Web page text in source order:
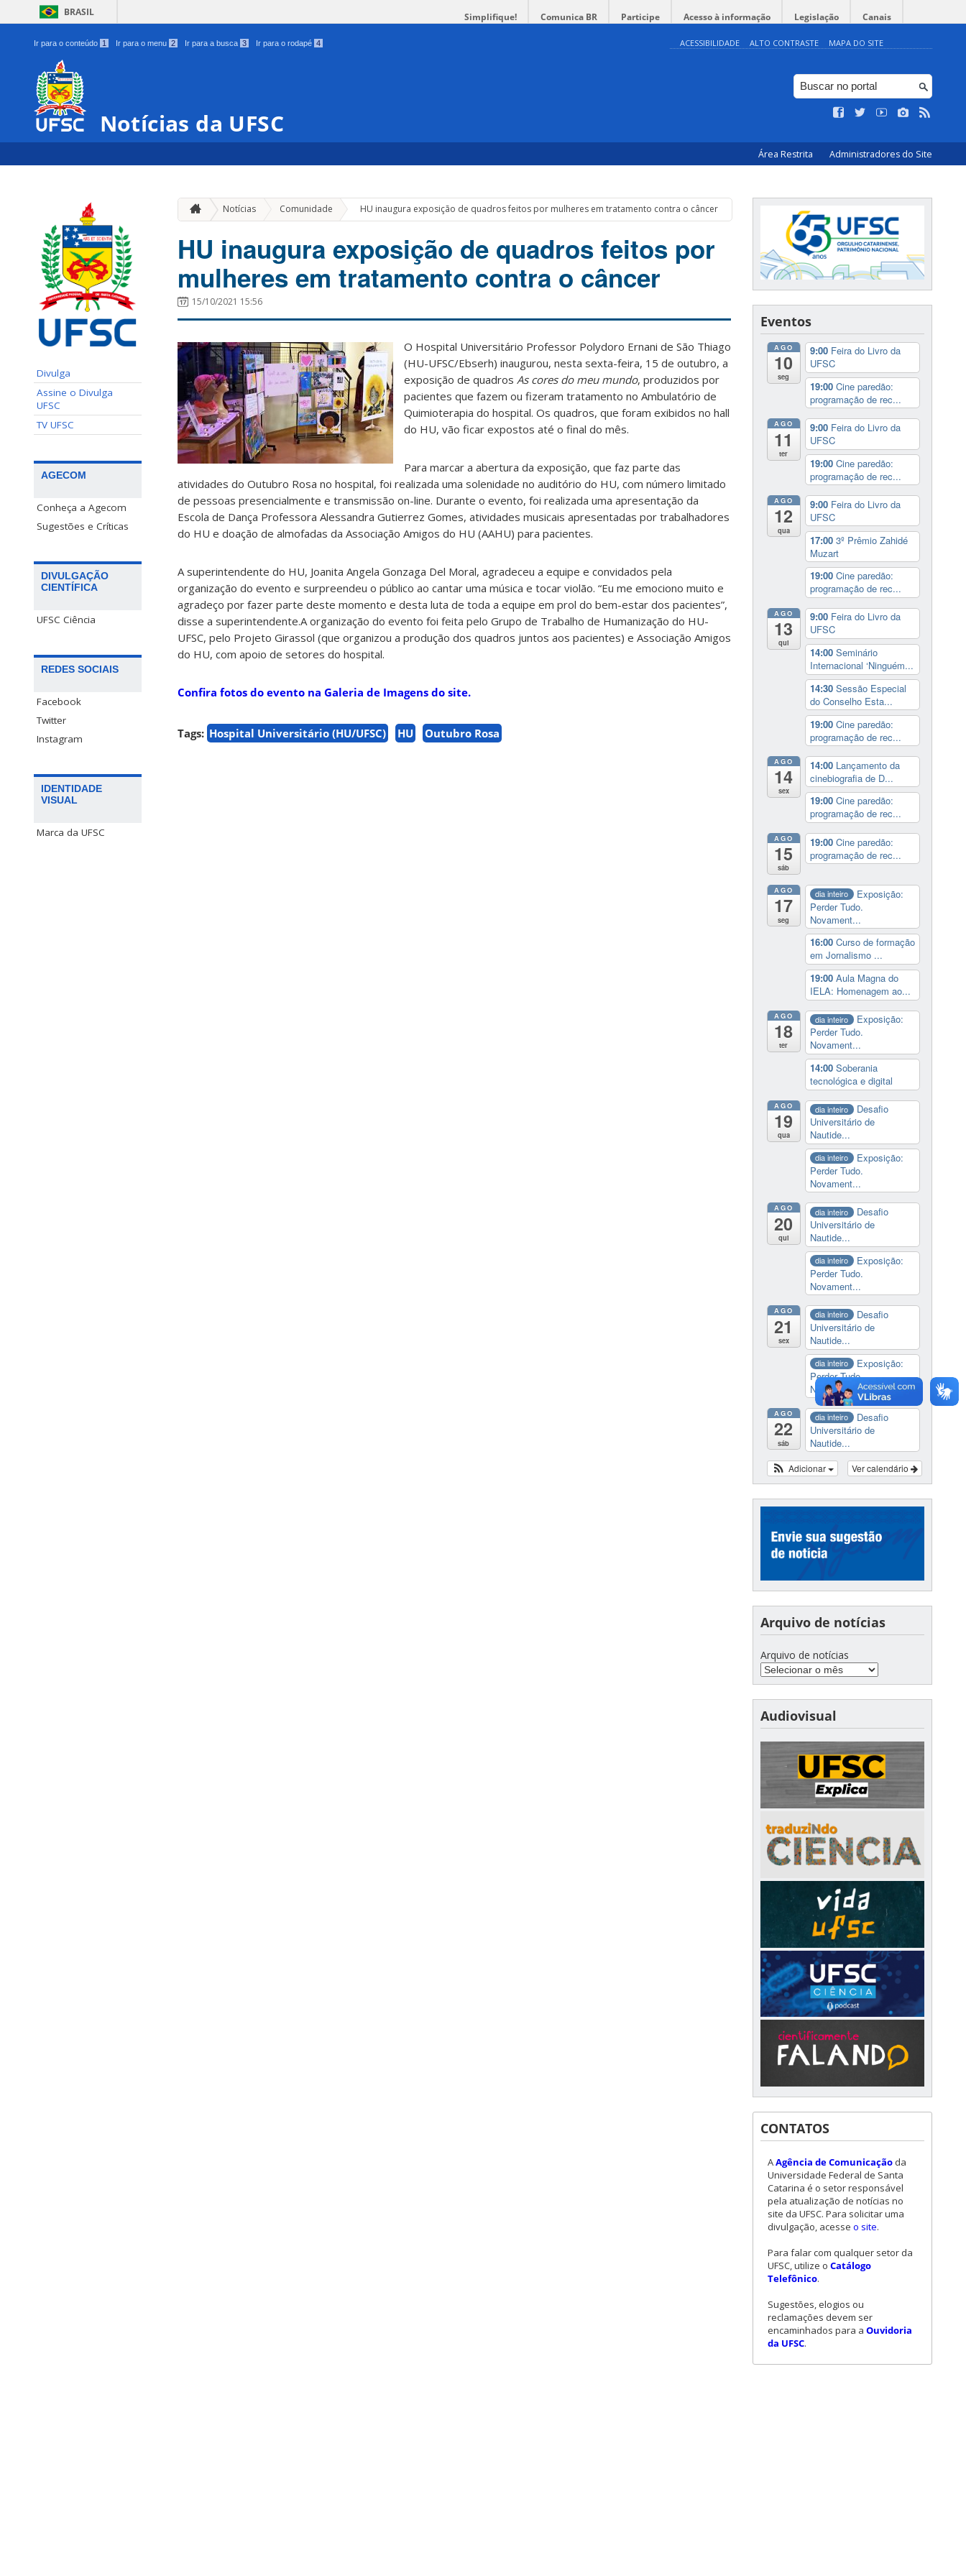
BRASIL Simplifique! Comunica BR Participe Acesso à informação Legislação Canais
Ir para o conteúdo 1 Ir para o menu 2 Ir para a busca 3 Ir para o rodapé 4 ACESSIBILIDADE ALTO CONTRASTE MAPA DO SITE
Notícias da UFSC
Área Restrita Administradores do Site
Divulga
Assine o Divulga
UFSC
TV UFSC
AGECOM
Conheça a Agecom
Sugestões e Críticas
DIVULGAÇÃO
CIENTÍFICA
UFSC Ciência
REDES SOCIAIS
Facebook
Twitter
Instagram
IDENTIDADE
VISUAL
Marca da UFSC
Notícias Comunidade » HU inaugura exposição de quadros feitos por mulheres em tratamento contra o câncer
HU inaugura exposição de quadros feitos por
mulheres em tratamento contra o câncer
15/10/2021 15:56
O Hospital Universitário Professor Polydoro Ernani de São Thiago
(HU-UFSC/Ebserh) inaugurou, nesta sexta-feira, 15 de outubro, a
exposição de quadros As cores do meu mundo, produzidos por
pacientes que fazem ou fizeram tratamento no Ambulatório de
Quimioterapia do hospital. Os quadros, que foram exibidos no hall
do HU, vão ficar expostos até o final do mês.
Para marcar a abertura da exposição, que faz parte das
atividades do Outubro Rosa no hospital, foi realizada uma solenidade no auditório do HU, com número limitado
de pessoas presencialmente e transmissão on-line. Durante o evento, foi realizada uma apresentação da
Escola de Dança Professora Alessandra Gutierrez Gomes, atividades musicais apresentadas por trabalhadores
do HU e doação de almofadas da Associação Amigos do HU (AAHU) para pacientes.
A superintendente do HU, Joanita Angela Gonzaga Del Moral, agradeceu a equipe e convidados pela
organização do evento e surpreendeu o público ao cantar uma música e tocar violão. “Eu me emociono muito e
agradeço por fazer parte deste momento e desta luta de toda a equipe em prol do bem-estar dos pacientes”,
disse a superintendente.A organização do evento foi feita pelo Grupo de Trabalho de Humanização do HU-
UFSC, pelo Projeto Girassol (que organizou a produção dos quadros juntos aos pacientes) e Associação Amigos
do HU, com apoio de setores do hospital.
Confira fotos do evento na Galeria de Imagens do site.
Tags: Hospital Universitário (HU/UFSC) HU Outubro Rosa
Eventos
AGO
10
seg
9:00 Feira do Livro da
UFSC
19:00 Cine paredão:
programação de rec...
AGO
11
ter
9:00 Feira do Livro da
UFSC
19:00 Cine paredão:
programação de rec...
AGO
12
qua
9:00 Feira do Livro da
UFSC
17:00 3º Prêmio Zahidé
Muzart
19:00 Cine paredão:
programação de rec...
AGO
13
qui
9:00 Feira do Livro da
UFSC
14:00 Seminário
Internacional ‘Ninguém...
14:30 Sessão Especial
do Conselho Esta...
19:00 Cine paredão:
programação de rec...
AGO
14
sex
14:00 Lançamento da
cinebiografia de D...
19:00 Cine paredão:
programação de rec...
AGO
15
sáb
19:00 Cine paredão:
programação de rec...
AGO
17
seg
dia inteiro
Exposição:
Perder Tudo.
Novament...
16:00 Curso de formação
em Jornalismo ...
19:00 Aula Magna do
IELA: Homenagem ao...
AGO
18
ter
dia inteiro
Exposição:
Perder Tudo.
Novament...
14:00 Soberania
tecnológica e digital
AGO
19
qua
dia inteiro
Desafio
Universitário de
Nautide...
dia inteiro
Exposição:
Perder Tudo.
Novament...
AGO
20
qui
dia inteiro
Desafio
Universitário de
Nautide...
dia inteiro
Exposição:
Perder Tudo.
Novament...
AGO
21
sex
dia inteiro
Desafio
Universitário de
Nautide...
dia inteiro
Exposição:
Perder Tudo.
Novament...
AGO
22
sáb
dia inteiro
Desafio
Universitário de
Nautide...
Ver calendário
Adicionar
Arquivo de notícias
Arquivo de notícias
Audiovisual
CONTATOS
AAgência de Comunicação da
Universidade Federal de Santa
Catarina é o setor responsável
pela atualização de notícias no
site da UFSC. Para solicitar uma
divulgação, acesse o site.
Para falar com qualquer setor da
UFSC, utilize o Catálogo
Telefônico.
Sugestões, elogios ou
reclamações devem ser
encaminhados para a Ouvidoria
da UFSC.